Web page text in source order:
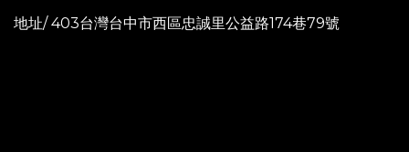
地址/ 403台灣台中市西區忠誠里公益路174巷79號